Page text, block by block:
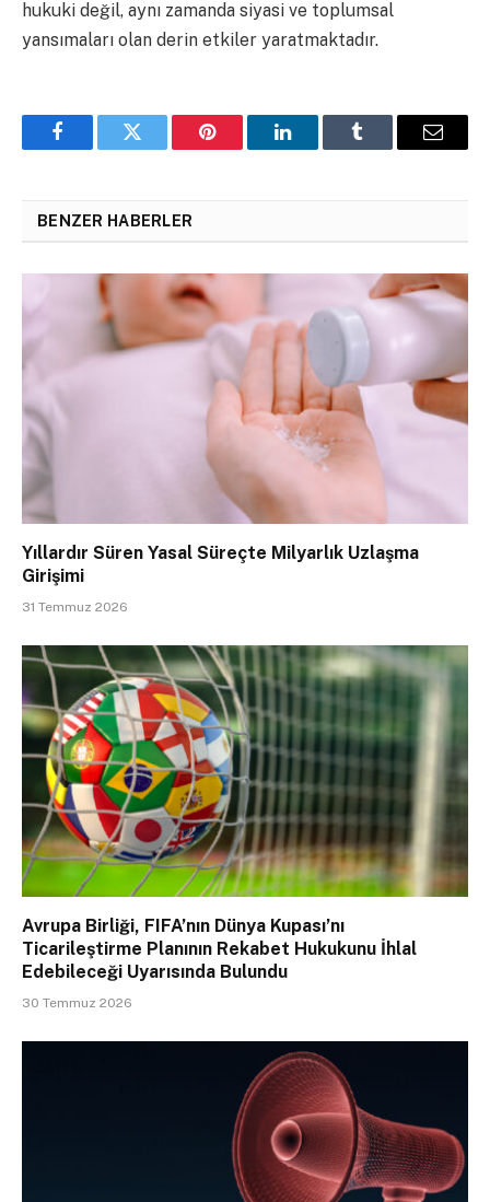
hukuki değil, aynı zamanda siyasi ve toplumsal
yansımaları olan derin etkiler yaratmaktadır.
FacebookTwitter Pinterest LinkedInTumblr Email
BENZER HABERLER
Yıllardır Süren Yasal Süreçte Milyarlık Uzlaşma
Girişimi
31 Temmuz 2026
Avrupa Birliği, FIFA’nın Dünya Kupası’nı
Ticarileştirme Planının Rekabet Hukukunu İhlal
Edebileceği Uyarısında Bulundu
30 Temmuz 2026